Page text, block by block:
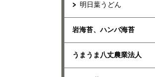
明日葉うどん
岩海苔、ハンバ海苔
うまうま八丈農業法人